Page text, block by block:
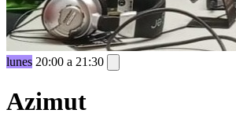
lunes 20:00 a 21:30
Azimut